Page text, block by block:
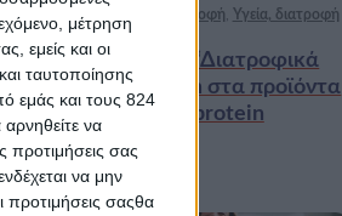
μέτρηση
εμείς και οι
ταυτοποίησης
εμάς και τους 824
να
προτιμήσεις σας
να μην
προτιμήσεις σαςθα
Ισορροπημένη διατροφή
Υγεία, διατροφή
& lifestyle
Κεφάλαιο “Διατροφικά
trends”: zoοm στα προϊόντα
high protein